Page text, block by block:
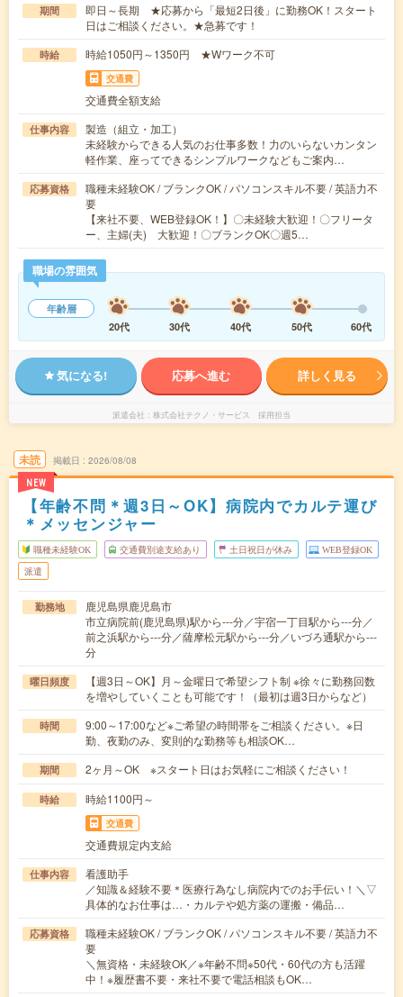
期間
即日～長期 ★応募から「最短2日後」に勤務OK！スタート
日はご相談ください。★急募です！
時給 時給1050円～1350円 ★Wワーク不可
交通費
交通費全額支給
仕事内容
製造（組立・加工）
未経験からできる人気のお仕事多数！力のいらないカンタン
軽作業、座ってできるシンプルワークなどもご案内…
応募資格
職種未経験OK / ブランクOK / パソコンスキル不要 / 英語力不
要
【来社不要、WEB登録OK！】〇未経験大歓迎！〇フリータ
ー、主婦(夫) 大歓迎！〇ブランクOK〇週5…
職場の雰囲気
年齢層
20代
30代 40代 50代 60代
気になる! 応募へ進む 詳しく見る
派遣会社 株式会社テクノ・サービス 採用担当
未読
NEW
掲載日 2026/08/08
【年齢不問＊週3日～OK】病院内でカルテ運び
＊メッセンジャー
職種未経験OK 交通費別途支給あり 土日祝日が休み WEB登録OK
派遣
勤務地
鹿児島県鹿児島市
市立病院前(鹿児島県)駅から---分／宇宿一丁目駅から---分／
前之浜駅から---分／薩摩松元駅から---分／いづろ通駅から---
分
曜日頻度
【週3日～OK】月～金曜日で希望シフト制 ※徐々に勤務回数
を増やしていくことも可能です！（最初は週3日からなど）
時間
9:00～17:00など※ご希望の時間帯をご相談ください。※日
勤、夜勤のみ、変則的な勤務等も相談OK…
期間 2ヶ月～OK ※スタート日はお気軽にご相談ください！
時給 時給1100円～
交通費
交通費規定内支給
仕事内容
看護助手
／知識＆経験不要＊医療行為なし病院内でのお手伝い！＼▽
具体的なお仕事は…・カルテや処方薬の運搬・備品…
応募資格
職種未経験OK / ブランクOK / パソコンスキル不要 / 英語力不
要
＼無資格・未経験OK／※年齢不問※50代・60代の方も活躍
中！※履歴書不要・来社不要で電話相談もOK…